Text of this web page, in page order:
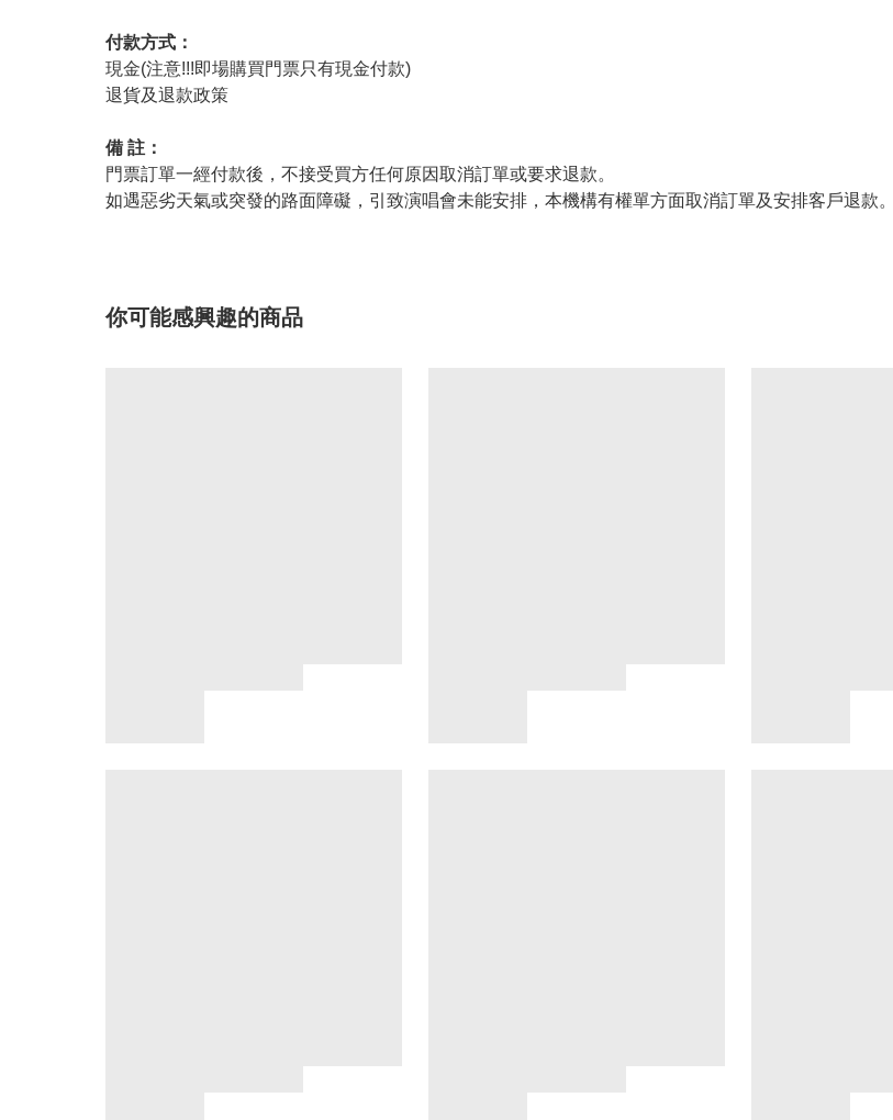
付款方式：
現金(注意!!!即場購買門票只有現金付款)
退貨及退款政策
備 註：
門票訂單一經付款後，不接受買方任何原因取消訂單或要求退款。
如遇惡劣天氣或突發的路面障礙，引致演唱會未能安排，本機構有權單方面取消訂單及安排客戶退款。
你可能感興趣的商品